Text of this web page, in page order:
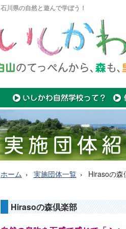
石川県の自然と遊んで学ぼう！
ホーム 実施団体一覧 Hirasoの森
Hirasoの森倶楽部